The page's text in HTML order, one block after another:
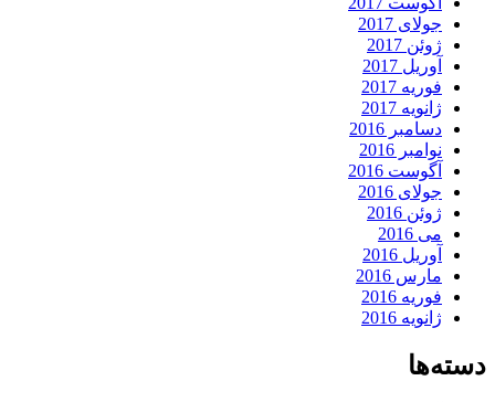
جولای 2017
ژوئن 2017
آوریل 2017
فوریه 2017
ژانویه 2017
دسامبر 2016
نوامبر 2016
آگوست 2016
جولای 2016
ژوئن 2016
می 2016
آوریل 2016
مارس 2016
فوریه 2016
ژانویه 2016
دسته‌ها